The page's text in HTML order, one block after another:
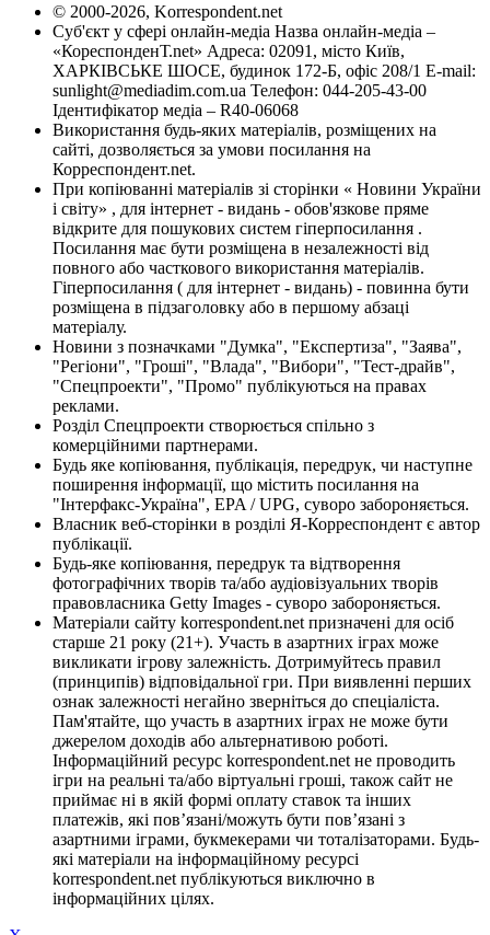
© 2000-2026, Korrespondent.net
Суб'єкт у сфері онлайн-медіа Назва онлайн-медіа –
«КореспонденТ.net» Адреса: 02091, місто Київ,
ХАРКІВСЬКЕ ШОСЕ, будинок 172-Б, офіс 208/1 E-mail:
sunlight@mediadim.com.ua Телефон: 044-205-43-00
Ідентифікатор медіа – R40-06068
Використання будь-яких матеріалів, розміщених на
сайті, дозволяється за умови посилання на
Корреспондент.net.
При копіюванні матеріалів зі сторінки « Новини України
і світу» , для інтернет - видань - обов'язкове пряме
відкрите для пошукових систем гіперпосилання .
Посилання має бути розміщена в незалежності від
повного або часткового використання матеріалів.
Гіперпосилання ( для інтернет - видань) - повинна бути
розміщена в підзаголовку або в першому абзаці
матеріалу.
Новини з позначками "Думка", "Експертиза", "Заява",
"Регіони", "Гроші", "Влада", "Вибори", "Тест-драйв",
"Спецпроекти", "Промо" публікуються на правах
реклами.
Розділ Спецпроекти створюється спільно з
комерційними партнерами.
Будь яке копіювання, публікація, передрук, чи наступне
поширення інформації, що містить посилання на
"Інтерфакс-Україна", EPA / UPG, суворо забороняється.
Власник веб-сторінки в розділі Я-Корреспондент є автор
публікації.
Будь-яке копіювання, передрук та відтворення
фотографічних творів та/або аудіовізуальних творів
правовласника Getty Images - суворо забороняється.
Матеріали сайту korrespondent.net призначені для осіб
старше 21 року (21+). Участь в азартних іграх може
викликати ігрову залежність. Дотримуйтесь правил
(принципів) відповідальної гри. При виявленні перших
ознак залежності негайно зверніться до спеціаліста.
Пам'ятайте, що участь в азартних іграх не може бути
джерелом доходів або альтернативою роботі.
Інформаційний ресурс korrespondent.net не проводить
ігри на реальні та/або віртуальні гроші, також сайт не
приймає ні в якій формі оплату ставок та інших
платежів, які пов’язані/можуть бути пов’язані з
азартними іграми, букмекерами чи тоталізаторами. Будь-
які матеріали на інформаційному ресурсі
korrespondent.net публікуються виключно в
інформаційних цілях.